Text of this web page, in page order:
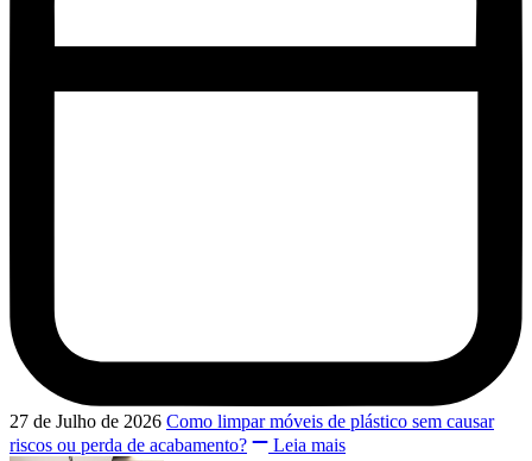
27 de Julho de 2026 Como limpar móveis de plástico sem causar
riscos ou perda de acabamento?
Leia mais